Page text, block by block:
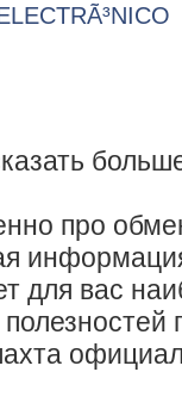
про
для вас